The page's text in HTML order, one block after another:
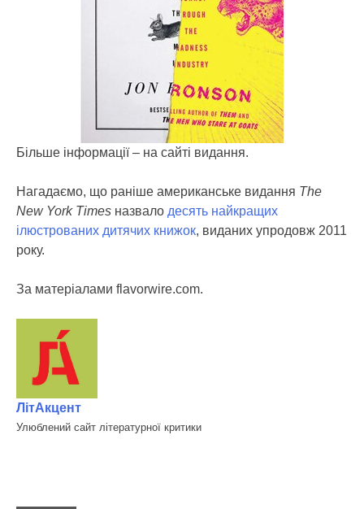
Більше інформації – на сайті видання.
Нагадаємо, що раніше американське видання The
New York Times назвало десять найкращих
ілюстрованих дитячих книжок, виданих упродовж 2011
року.
За матеріалами flavorwire.com.
ЛітАкцент
Улюблений сайт літературної критики